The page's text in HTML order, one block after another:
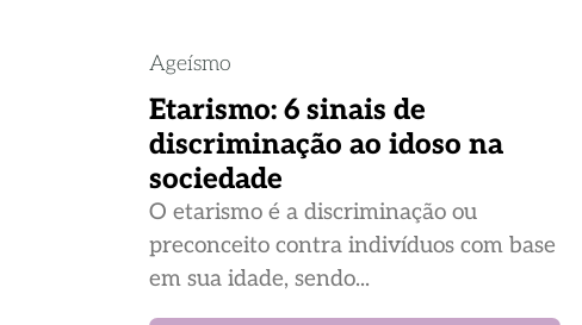
Ageísmo
Etarismo: 6 sinais de
discriminação ao idoso na
sociedade
O etarismo é a discriminação ou
preconceito contra indivíduos com base
em sua idade, sendo...